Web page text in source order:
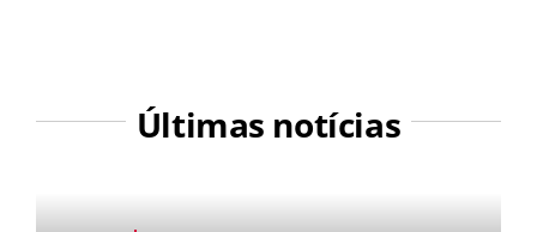
Últimas notícias